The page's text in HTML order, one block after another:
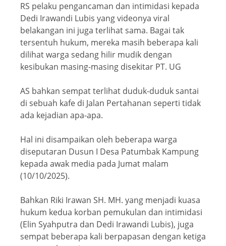
RS pelaku pengancaman dan intimidasi kepada
Dedi Irawandi Lubis yang videonya viral
belakangan ini juga terlihat sama. Bagai tak
tersentuh hukum, mereka masih beberapa kali
dilihat warga sedang hilir mudik dengan
kesibukan masing-masing disekitar PT. UG
AS bahkan sempat terlihat duduk-duduk santai
di sebuah kafe di Jalan Pertahanan seperti tidak
ada kejadian apa-apa.
Hal ini disampaikan oleh beberapa warga
diseputaran Dusun I Desa Patumbak Kampung
kepada awak media pada Jumat malam
(10/10/2025).
Bahkan Riki Irawan SH. MH. yang menjadi kuasa
hukum kedua korban pemukulan dan intimidasi
(Elin Syahputra dan Dedi Irawandi Lubis), juga
sempat beberapa kali berpapasan dengan ketiga